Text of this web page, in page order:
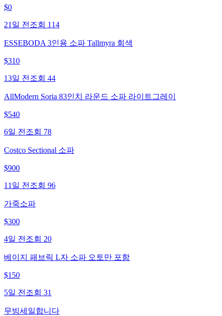
$0
21일 전 조회 114
ESSEBODA 3인용 소파 Tallmyra 회색
$310
13일 전 조회 44
AllModern Soria 83인치 라운드 소파 라이트그레이
$540
6일 전 조회 78
Costco Sectional 소파
$900
11일 전 조회 96
가죽소파
$300
4일 전 조회 20
베이지 패브릭 L자 소파 오토만 포함
$150
5일 전 조회 31
무빙세일합니다